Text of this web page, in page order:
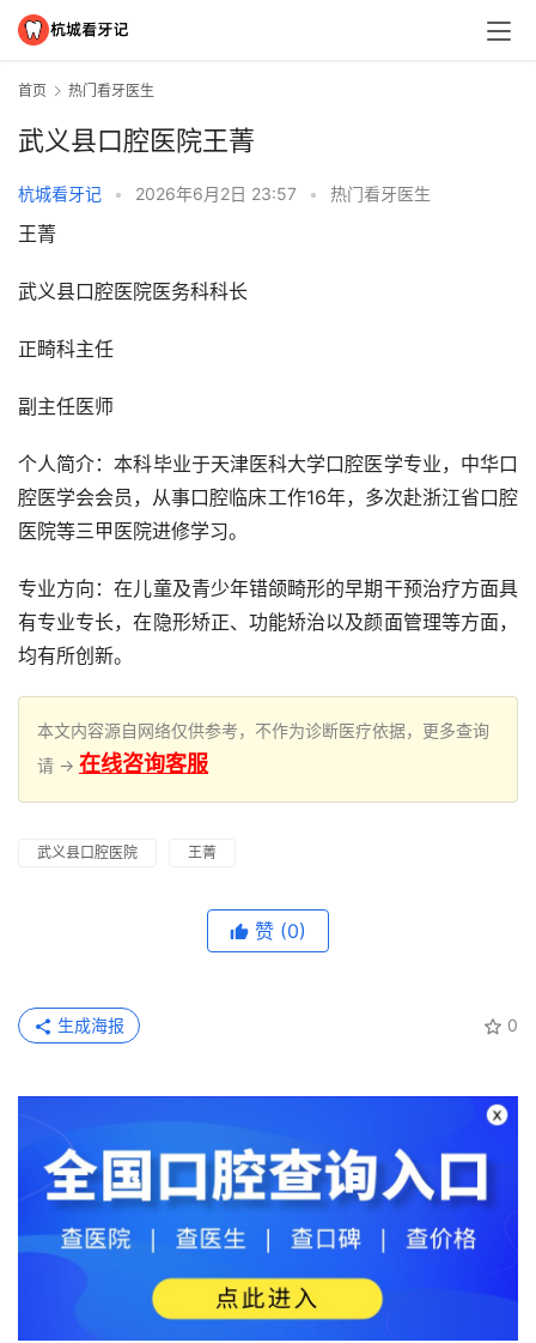
首页 热门看牙医生
武义县口腔医院王菁
杭城看牙记 • 2026年6月2日 23:57 • 热门看牙医生
王菁
武义县口腔医院医务科科长
正畸科主任
副主任医师
个人简介：本科毕业于天津医科大学口腔医学专业，中华口
腔医学会会员，从事口腔临床工作16年，多次赴浙江省口腔
医院等三甲医院进修学习。
专业方向：在儿童及青少年错颌畸形的早期干预治疗方面具
有专业专长，在隐形矫正、功能矫治以及颜面管理等方面，
均有所创新。
本文内容源自网络仅供参考，不作为诊断医疗依据，更多查询
请 → 在线咨询客服
武义县口腔医院 王菁
赞 (0)
0
生成海报